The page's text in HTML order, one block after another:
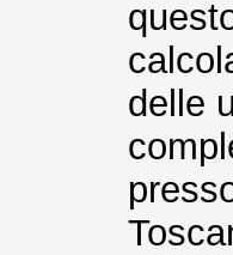
delle